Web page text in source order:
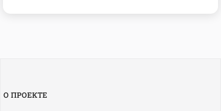
О ПРОЕКТЕ